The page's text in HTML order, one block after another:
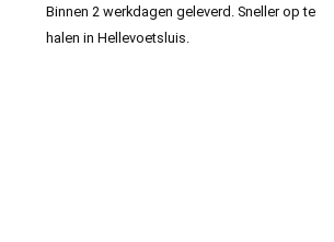
Binnen 2 werkdagen geleverd. Sneller op te
halen in Hellevoetsluis.